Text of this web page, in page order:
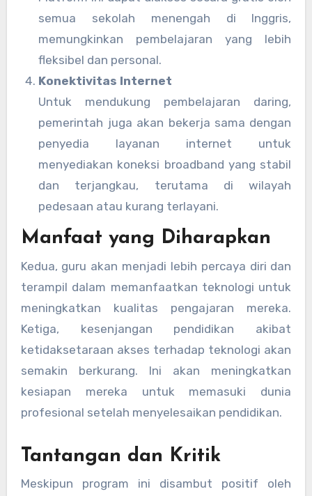
semua sekolah menengah di Inggris,
memungkinkan pembelajaran yang lebih
fleksibel dan personal.
Konektivitas Internet
Untuk mendukung pembelajaran daring,
pemerintah juga akan bekerja sama dengan
penyedia layanan internet untuk
menyediakan koneksi broadband yang stabil
dan terjangkau, terutama di wilayah
pedesaan atau kurang terlayani.
Manfaat yang Diharapkan
Kedua, guru akan menjadi lebih percaya diri dan
terampil dalam memanfaatkan teknologi untuk
meningkatkan kualitas pengajaran mereka.
Ketiga, kesenjangan pendidikan akibat
ketidaksetaraan akses terhadap teknologi akan
semakin berkurang. Ini akan meningkatkan
kesiapan mereka untuk memasuki dunia
profesional setelah menyelesaikan pendidikan.
Tantangan dan Kritik
Meskipun program ini disambut positif oleh